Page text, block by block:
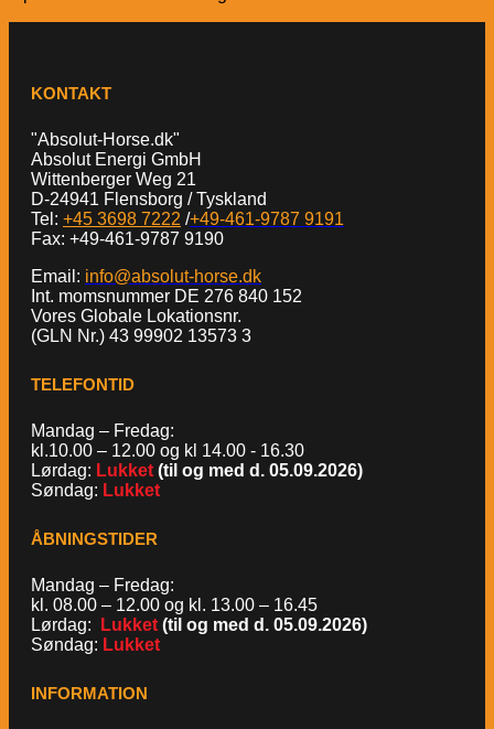
KONTAKT
"Absolut-Horse.dk"
Absolut Energi GmbH
Wittenberger Weg 21
D-24941 Flensborg / Tyskland
Tel: +45 3698 7222 /+49-461-9787 9191
Fax: +49-461-9787 9190
Email: info@absolut-horse.dk
Int. momsnummer DE 276 840 152
Vores Globale Lokationsnr.
(GLN Nr.) 43 99902 13573 3
TELEFONTID
Mandag – Fredag:
kl.10.00 – 12.00 og kl 14.00 - 16.30
Lørdag: Lukket (til og med d. 05.09.2026)
Søndag: Lukket
ÅBNINGSTIDER
Mandag – Fredag:
kl. 08.00 – 12.00 og kl. 13.00 – 16.45
Lørdag:
Lukket (til og med d. 05.09.2026)
Søndag: Lukket
INFORMATION